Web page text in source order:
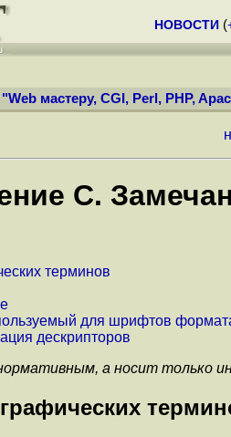
НОВОСТИ (
мастеру, CGI, Perl, PHP,
C.
терминов
для шрифтов
дескрипторов
а носит только